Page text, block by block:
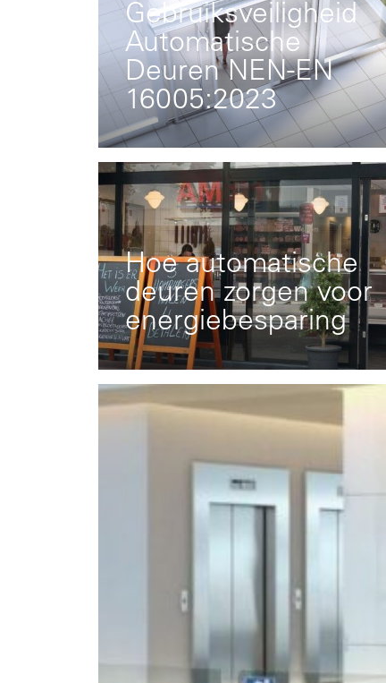
Gebruiksveiligheid
Automatische
Deuren NEN-EN
16005:2023
Hoe automatische
deuren zorgen voor
energiebesparing